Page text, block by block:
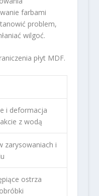
farbami
problem,
wilgoć.
płyt MDF.
i deformacja
z wodą
zarysowaniach i
ostrza